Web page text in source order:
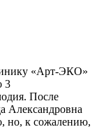
«Арт-ЭКО»
3
После
Александровна
но, к сожалению,